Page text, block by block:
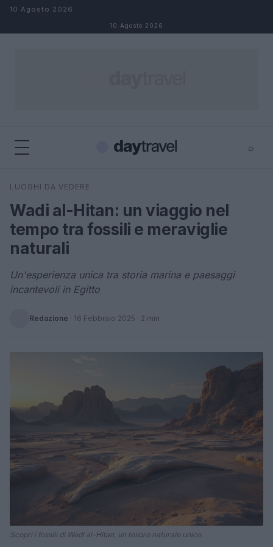
Salta al contenuto
10 Agosto 2026
10 Agosto 2026
⌕
Cerca
LUOGHI DA VEDERE
Wadi al-Hitan: un viaggio nel
tempo tra fossili e meraviglie
naturali
Un'esperienza unica tra storia marina e paesaggi
incantevoli in Egitto
Redazione · 16 Febbraio 2025 · 2 min
Scopri i fossili di Wadi al-Hitan, un tesoro naturale unico.